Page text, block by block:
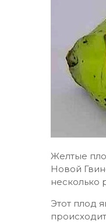
Желтые
Новой
несколько
Этот плод